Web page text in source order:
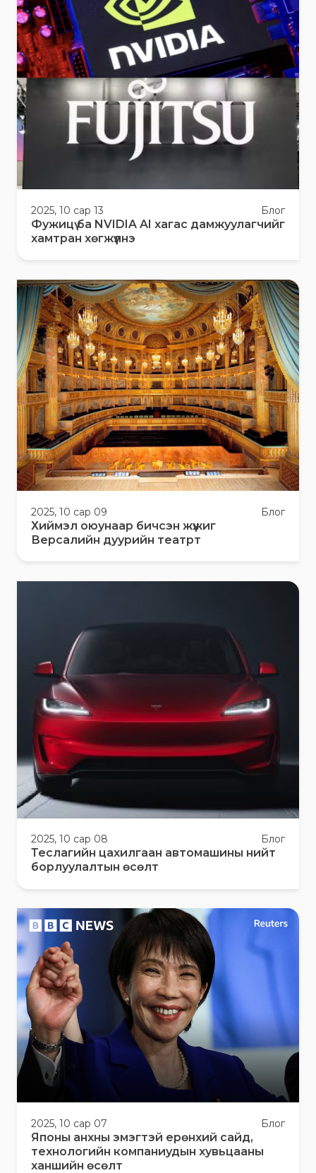
2025, 10 сар 13 Блог
Фужицү ба NVIDIA AI хагас дамжуулагчийг
хамтран хөгжүүлнэ
2025, 10 сар 09 Блог
Хиймэл оюунаар бичсэн жүжиг
Версалийн дуурийн театрт
2025, 10 сар 08 Блог
Теслагийн цахилгаан автомашины нийт
борлуулалтын өсөлт
2025, 10 сар 07 Блог
Японы анхны эмэгтэй ерөнхий сайд,
технологийн компаниудын хувьцааны
ханшийн өсөлт